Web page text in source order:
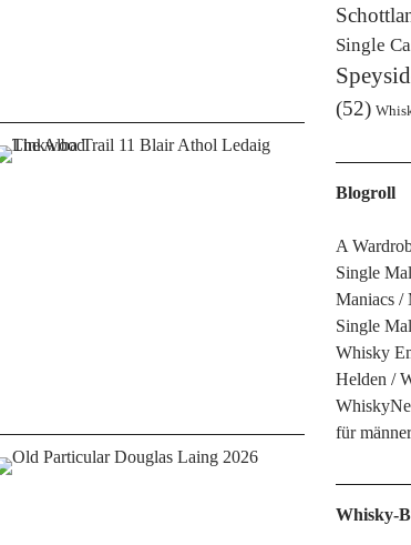
Single
(52)
Blogroll
A
Single
Maniacs
Single
Whisky
Helden
für
Whisky-